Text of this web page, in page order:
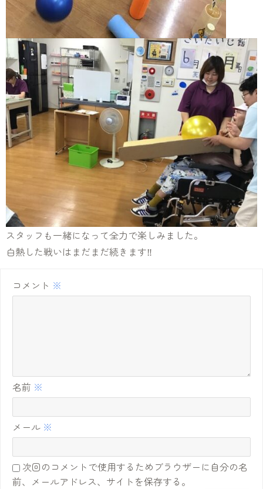
スタッフも一緒になって全力で楽しみました。
白熱した戦いはまだまだ続きます‼️
コメント ※
名前 ※
メール ※
次回のコメントで使用するためブラウザーに自分の名
前、メールアドレス、サイトを保存する。